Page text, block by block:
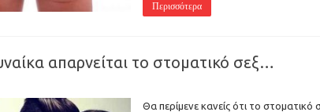
Περισσότερα
απαρνείται το στοματικό σεξ…
Θα περίμενε κανείς ότι το